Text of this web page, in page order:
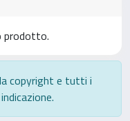
prodotto.
copyright e tutti i